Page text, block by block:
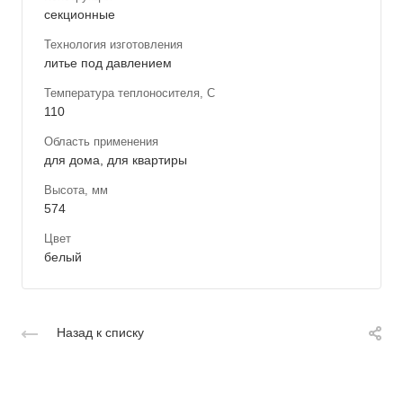
секционные
Технология изготовления
литье под давлением
Температура теплоносителя, С
110
Область применения
для дома, для квартиры
Высота, мм
574
Цвет
белый
Назад к списку